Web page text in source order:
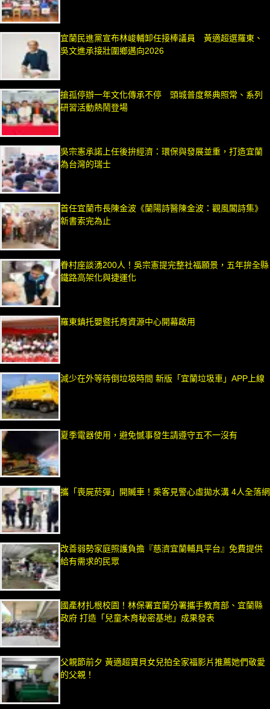
宜蘭民進黨宣布林峻輔卸任接棒議員 黃適超選羅東、
吳文進承接壯圍鄉邁向2026
搶孤停辦一年文化傳承不停 頭城普度祭典照常、系列
研習活動熱鬧登場
吳宗憲承諾上任後拚經濟：環保與發展並重，打造宜蘭
為台灣的瑞士
首任宜蘭市長陳金波《蘭陽詩醫陳金波：觀風閣詩集》
新書索完為止
眷村座談湧200人！吳宗憲提完整社福願景，五年拚全縣
鐵路高架化與捷運化
羅東鎮托嬰暨托育資源中心開幕啟用
減少在外等待倒垃圾時間 新版「宜蘭垃圾車」APP上線
夏季電器使用，避免憾事發生請遵守五不一沒有
攜「喪屍菸彈」開贓車！乘客見警心虛拋水溝 4人全落網
改善弱勢家庭照護負擔『慈濟宜蘭輔具平台』免費提供
給有需求的民眾
國產材扎根校園！林保署宜蘭分署攜手教育部、宜蘭縣
政府 打造「兒童木育秘密基地」成果發表
父親節前夕 黃適超寶貝女兒拍全家福影片推薦她們敬愛
的父親！